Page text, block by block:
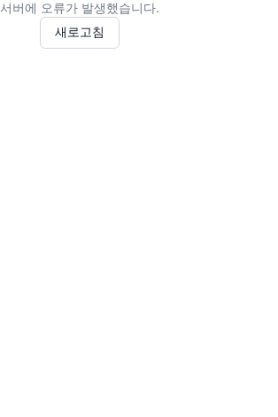
서버에 오류가 발생했습니다.
새로고침